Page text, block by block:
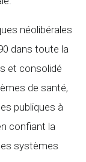
néolibérales
dans toute la
et consolidé
de santé,
publiques à
confiant la
systèmes